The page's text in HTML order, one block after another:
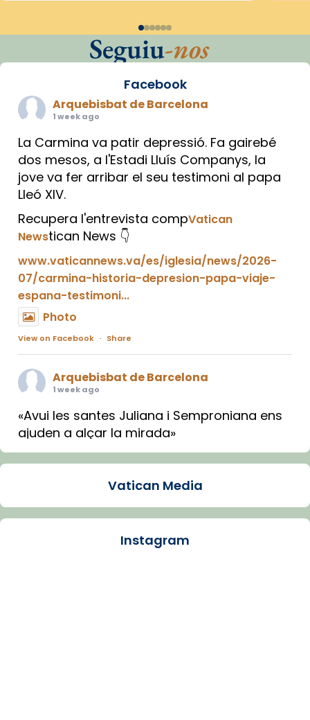
Seguiu-nos
Facebook
Arquebisbat de Barcelona
1 week ago
La Carmina va patir depressió. Fa gairebé
dos mesos, a l'Estadi Lluís Companys, la
jove va fer arribar el seu testimoni al papa
Lleó XIV.
Recupera l'entrevista compVatican
Newstican News 👇
www.vaticannews.va/es/iglesia/news/2026-
07/carmina-historia-depresion-papa-viaje-
espana-testimoni...
Photo
View on Facebook · Share
Arquebisbat de Barcelona
1 week ago
«Avui les santes Juliana i Semproniana ens
ajuden a alçar la mirada»
Mons. Sergi Gordo, bisbe de Tortosa, ha
Santes de Mataró.
🔗tinyurl.com/cvu5jmbk
Vatican Media
Instagram